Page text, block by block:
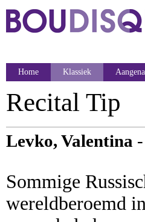
Home Klassiek
Recital Tip
Levko, Valentina
Sommige
wereldberoemd